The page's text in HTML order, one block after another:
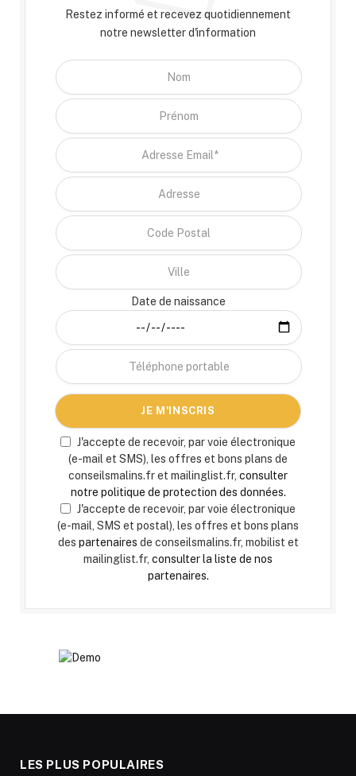
Restez informé et recevez quotidiennement
notre newsletter d'information
Date de naissance
J'accepte de recevoir, par voie électronique
(e-mail et SMS), les offres et bons plans de
conseilsmalins.fr et mailinglist.fr, consulter
notre politique de protection des données.
J'accepte de recevoir, par voie électronique
(e-mail, SMS et postal), les offres et bons plans
des partenaires de conseilsmalins.fr, mobilist et
mailinglist.fr, consulter la liste de nos
partenaires.
LES PLUS POPULAIRES